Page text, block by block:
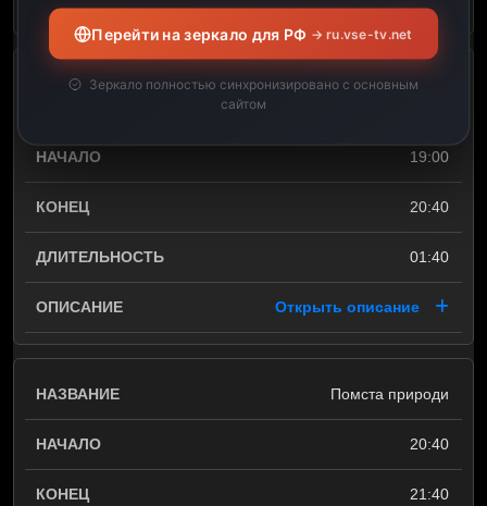
Відкриваючи незвідане з
19:00
20:40
01:40
Открыть описание
Помста природи
20:40
21:40
Перейти на зеркало для РФ → ru.vse-tv.net
Зеркало полностью синхронизировано с основным
сайтом